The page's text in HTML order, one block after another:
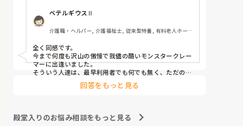
介護職員というより福祉人として間違っている考えだ
とは思いますが、割りきって仕事をしていく必要があ
るのでしょうかね。
心身をやられたりしたら、介護職員をやりたくなくな
ると思うんですよね。
ベテルギウスⅡ
介護職・ヘルパー, 介護福祉士, 従来型特養, 有料老人ホー
修, 実務者研修, ユニット型特養
全く同感です。
今まで何度も沢山の傲慢で我儘の酷いモンスタークレー
マーに出逢いました。
そういう人達は、最早利用者でも何でも無く、ただのキ
無理難題を言って来るこの人達には、毅然とした態度や
上司が味方、力になってくれないと現場の職員の不平不
満は高まり、精神がやられた結果辞めて行きます。
回答をもっと見る
殿堂入りのお悩み相談をもっと見る